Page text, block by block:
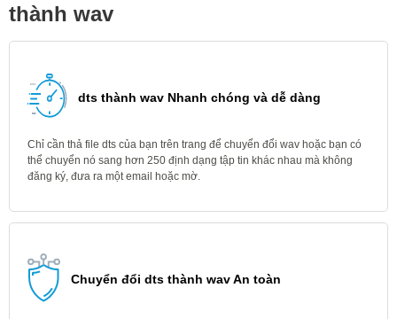
thành wav
dts thành wav Nhanh chóng và dễ dàng
Chỉ cần thả file dts của bạn trên trang để chuyển đổi wav hoặc bạn có
thể chuyển nó sang hơn 250 định dạng tập tin khác nhau mà không
đăng ký, đưa ra một email hoặc mờ.
Chuyển đổi dts thành wav An toàn